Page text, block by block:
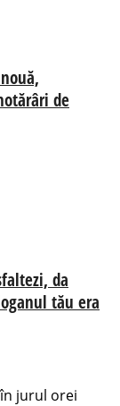
de
da
tău era
jurul orei